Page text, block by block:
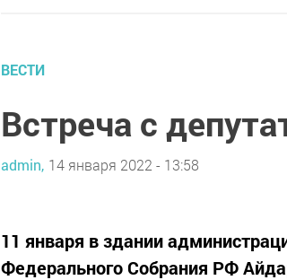
ВЕСТИ
Встреча с
admin, 14 января 2022 - 13:58
11 января в здании
Федерального Собрания РФ